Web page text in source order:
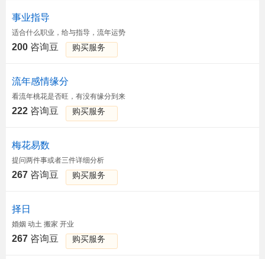
事业指导
适合什么职业，给与指导，流年运势
200 咨询豆 购买服务
流年感情缘分
看流年桃花是否旺，有没有缘分到来
222 咨询豆 购买服务
梅花易数
提问两件事或者三件详细分析
267 咨询豆 购买服务
择日
婚姻 动土 搬家 开业
267 咨询豆 购买服务